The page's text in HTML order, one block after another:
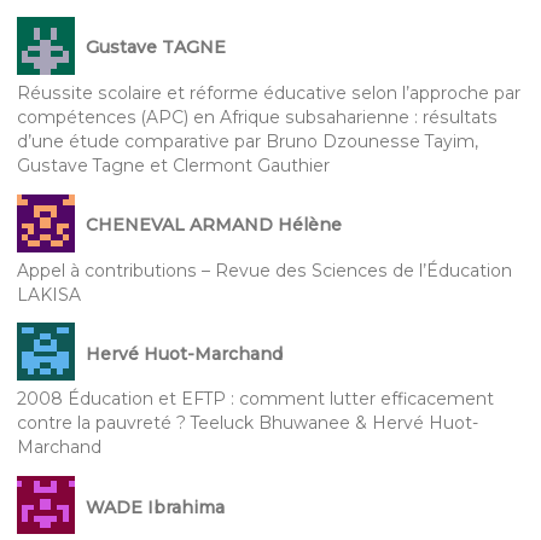
Gustave TAGNE
Réussite scolaire et réforme éducative selon l’approche par
compétences (APC) en Afrique subsaharienne : résultats
d’une étude comparative par Bruno Dzounesse Tayim,
Gustave Tagne et Clermont Gauthier
CHENEVAL ARMAND Hélène
Appel à contributions – Revue des Sciences de l’Éducation
LAKISA
Hervé Huot-Marchand
2008 Éducation et EFTP : comment lutter efficacement
contre la pauvreté ? Teeluck Bhuwanee & Hervé Huot-
Marchand
WADE Ibrahima